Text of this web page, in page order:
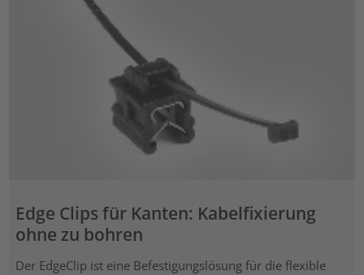
Edge Clips für Kanten: Kabelfixierung
ohne zu bohren
Der EdgeClip ist eine Befestigungslösung für die flexible